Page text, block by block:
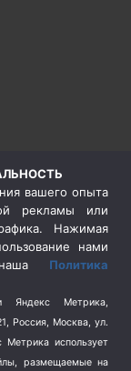
вашего опыта
рекламы или
Нажимая
нами
наша Политика
Яндекс Метрика,
Россия, Москва, ул.
использует
размещаемые на